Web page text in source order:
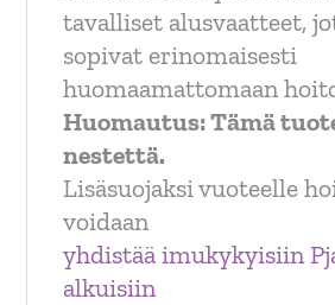
tavalliset alusvaatteet,
sopivat erinomaisesti
huomaamattomaan
Huomautus: Tämä
nestettä.
Lisäsuojaksi vuoteelle
voidaan
yhdistää imukykyisiin
alkuisiin